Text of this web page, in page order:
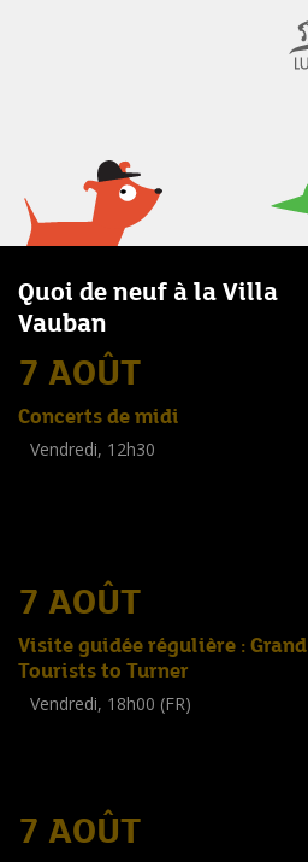
Quoi de neuf à la Villa
Vauban
7 AOÛT
Concerts de midi
Vendredi, 12h30
7 AOÛT
Visite guidée régulière : Grand
Tourists to Turner
Vendredi, 18h00 (FR)
7 AOÛT